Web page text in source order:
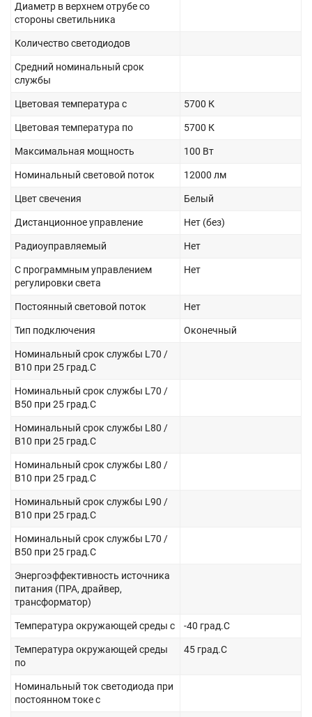
Диаметр в верхнем отрубе со
стороны светильника
Количество светодиодов
Средний номинальный срок
службы
Цветовая температура с 5700 К
Цветовая температура по 5700 К
Максимальная мощность 100 Вт
Номинальный световой поток 12000 лм
Цвет свечения Белый
Дистанционное управление Нет (без)
Радиоуправляемый Нет
С программным управлением
регулировки света
Нет
Постоянный световой поток Нет
Тип подключения Оконечный
Номинальный срок службы L70 /
B10 при 25 град.C
Номинальный срок службы L70 /
B50 при 25 град.C
Номинальный срок службы L80 /
B10 при 25 град.C
Номинальный срок службы L80 /
B10 при 25 град.C
Номинальный срок службы L90 /
B10 при 25 град.C
Номинальный срок службы L70 /
B50 при 25 град.C
Энергоэффективность источника
питания (ПРА, драйвер,
трансформатор)
Температура окружающей среды с -40 град.C
Температура окружающей среды
по
45 град.C
Номинальный ток светодиода при
постоянном токе с